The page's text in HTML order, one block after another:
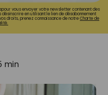
vous envoyer votre newsletter contenant des
en utilisant le lien de désabonnement
droits, prenez connaissance de notreCharte de
min